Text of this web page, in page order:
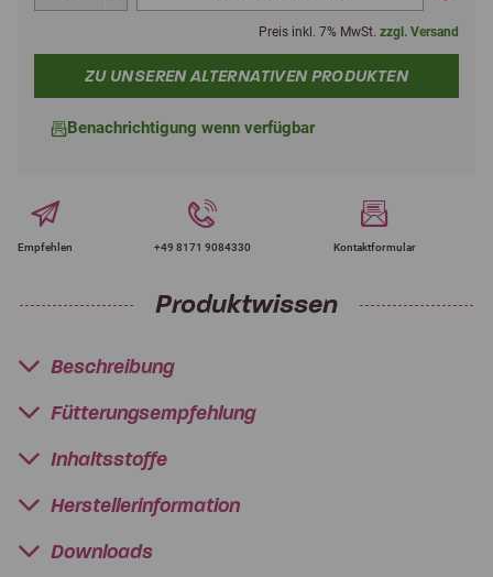
Preis inkl. 7% MwSt. zzgl. Versand
ZU UNSEREN ALTERNATIVEN PRODUKTEN
Benachrichtigung wenn verfügbar
Empfehlen +49 8171 9084330 Kontaktformular
Produktwissen
Beschreibung
Fütterungsempfehlung
Inhaltsstoffe
Herstellerinformation
Downloads